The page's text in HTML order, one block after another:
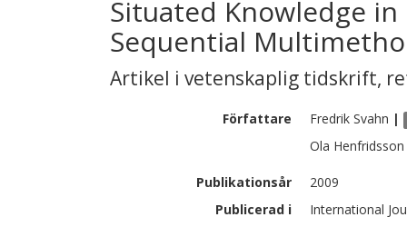
Situated Knowledge
Sequential
Artikel i vetenskaplig tidskrift,
Författare Fredrik Svahn |
Ola Henfridsson
Publikationsår
2009
Publicerad i
International